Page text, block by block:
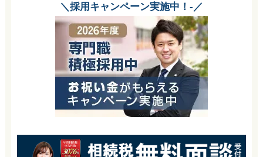
＼採用キャンペーン実施中！-／